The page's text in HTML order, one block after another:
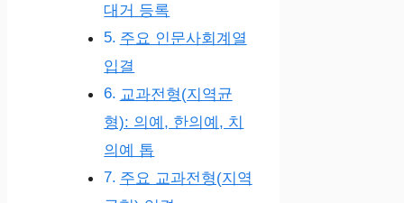
대거 등록
주요 인문사회계열
입결
교과전형(지역균
형): 의예, 한의예, 치
의예 톱
주요 교과전형(지역